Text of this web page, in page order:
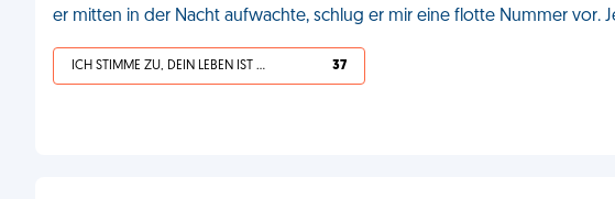
er mitten in der Nacht aufwachte, schlug er mir eine flotte Nummer vor.
ICH STIMME ZU, DEIN LEBEN IST SCHEISSE 37